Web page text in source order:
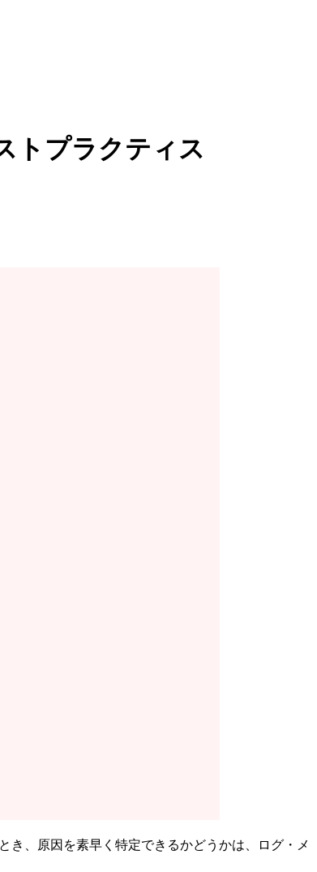
トプラクティス
、原因を素早く特定できるかどうかは、ログ・メ